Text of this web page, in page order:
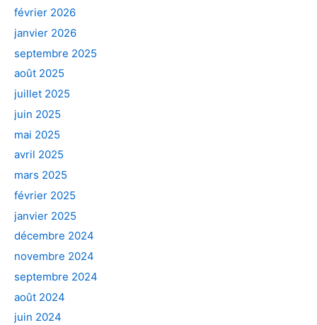
février 2026
janvier 2026
septembre 2025
août 2025
juillet 2025
juin 2025
mai 2025
avril 2025
mars 2025
février 2025
janvier 2025
décembre 2024
novembre 2024
septembre 2024
août 2024
juin 2024